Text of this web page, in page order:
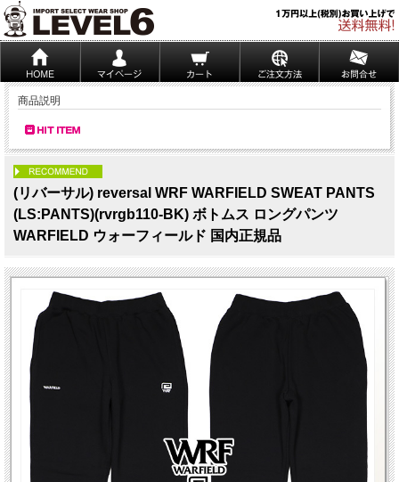
商品説明
(リバーサル) reversal WRF WARFIELD SWEAT PANTS
(LS:PANTS)(rvrgb110-BK) ボトムス ロングパンツ
WARFIELD ウォーフィールド 国内正規品